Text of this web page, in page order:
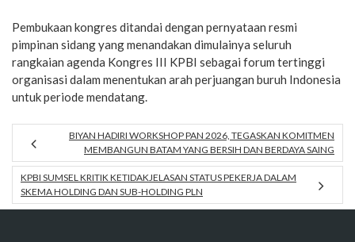
Pembukaan kongres ditandai dengan pernyataan resmi
pimpinan sidang yang menandakan dimulainya seluruh
rangkaian agenda Kongres III KPBI sebagai forum tertinggi
organisasi dalam menentukan arah perjuangan buruh Indonesia
untuk periode mendatang.
BIYAN HADIRI WORKSHOP PAN 2026, TEGASKAN KOMITMEN
MEMBANGUN BATAM YANG BERSIH DAN BERDAYA SAING
KPBI SUMSEL KRITIK KETIDAKJELASAN STATUS PEKERJA DALAM
SKEMA HOLDING DAN SUB-HOLDING PLN